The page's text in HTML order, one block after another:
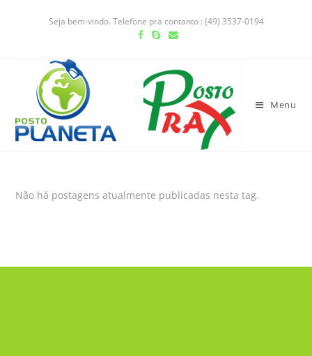
Seja bem-vindo. Telefone pra contanto : (49) 3537-0194
Menu
Não há postagens atualmente publicadas nesta tag.